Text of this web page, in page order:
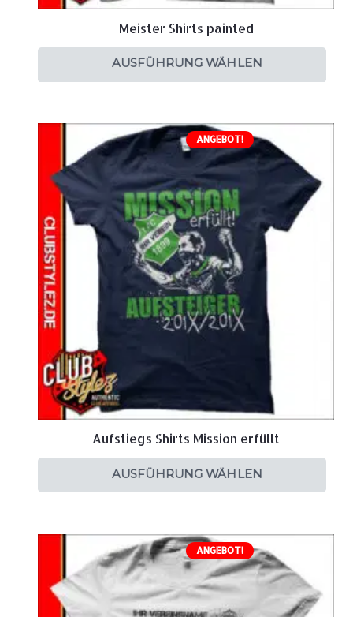
Meister Shirts painted
AUSFÜHRUNG WÄHLEN
ANGEBOT!
Aufstiegs Shirts Mission erfüllt
AUSFÜHRUNG WÄHLEN
ANGEBOT!